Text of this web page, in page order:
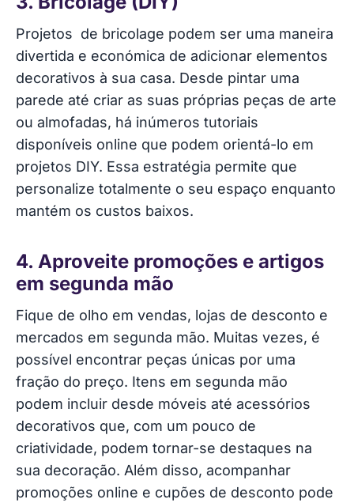
Projetos de bricolage podem ser uma maneira
divertida e económica de adicionar elementos
decorativos à sua casa. Desde pintar uma
parede até criar as suas próprias peças de arte
ou almofadas, há inúmeros tutoriais
disponíveis online que podem orientá-lo em
projetos DIY. Essa estratégia permite que
personalize totalmente o seu espaço enquanto
mantém os custos baixos.
4. Aproveite promoções e artigos
em segunda mão
Fique de olho em vendas, lojas de desconto e
mercados em segunda mão. Muitas vezes, é
possível encontrar peças únicas por uma
fração do preço. Itens em segunda mão
podem incluir desde móveis até acessórios
decorativos que, com um pouco de
criatividade, podem tornar-se destaques na
sua decoração. Além disso, acompanhar
promoções online e cupões de desconto pode